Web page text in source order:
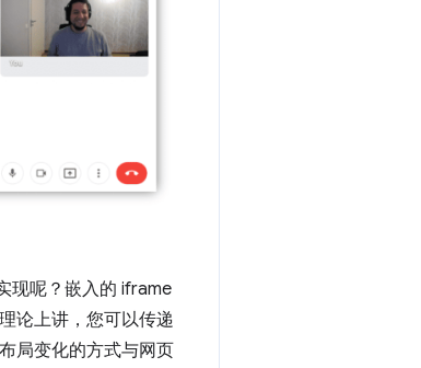
现呢？嵌入的 iframe
论上讲，您可以传递
局变化的方式与网页